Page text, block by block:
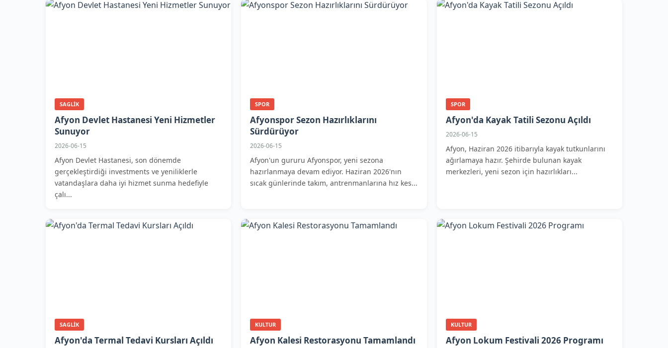
SAGLIK
Afyon Devlet Hastanesi Yeni Hizmetler
Sunuyor
2026-06-15
Afyon Devlet Hastanesi, son dönemde
gerçekleştirdiği investments ve yeniliklerle
vatandaşlara daha iyi hizmet sunma hedefiyle
çalı...
SPOR
Afyonspor Sezon Hazırlıklarını
Sürdürüyor
2026-06-15
Afyon'un gururu Afyonspor, yeni sezona
hazırlanmaya devam ediyor. Haziran 2026'nın
sıcak günlerinde takım, antrenmanlarına hız kes...
SPOR
Afyon'da Kayak Tatili Sezonu Açıldı
2026-06-15
Afyon, Haziran 2026 itibarıyla kayak tutkunlarını
ağırlamaya hazır. Şehirde bulunan kayak
merkezleri, yeni sezon için hazırlıkları...
SAGLIK
Afyon'da Termal Tedavi Kursları Açıldı
KULTUR
Afyon Kalesi Restorasyonu Tamamlandı
KULTUR
Afyon Lokum Festivali 2026 Programı